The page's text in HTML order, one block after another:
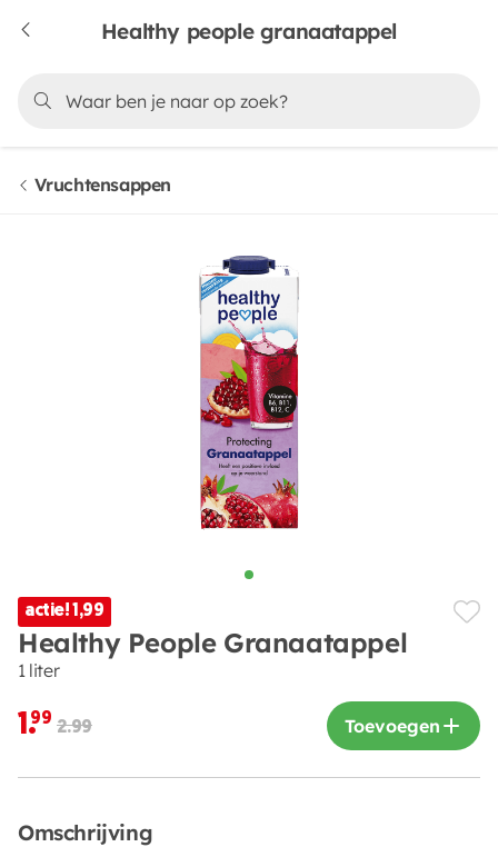
Healthy people granaatappel
Vruchtensappen
actie! 1,99
Healthy People Granaatappel
1 liter
1.99 2.99 Toevoegen
Omschrijving